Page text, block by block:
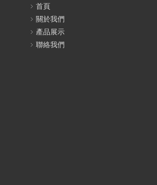
首頁
關於我們
產品展示
聯絡我們